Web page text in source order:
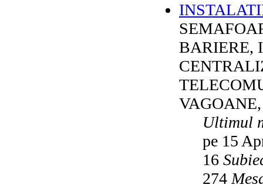
BARIERE,
Ultimul
pe 15
16
274